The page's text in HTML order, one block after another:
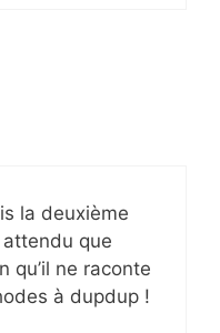
la deuxième
attendu que
qu’il ne raconte
à dupdup !